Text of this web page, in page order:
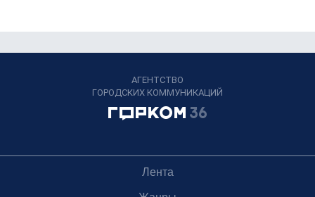
АГЕНТСТВО
ГОРОДСКИХ КОММУНИКАЦИЙ
Лента